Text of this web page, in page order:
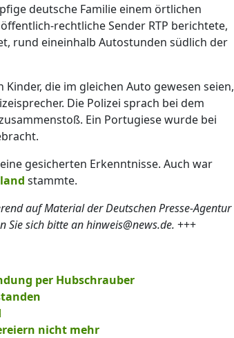
deutsche Familie einem örtlichen
rechtliche Sender RTP berichtete,
rund eineinhalb Autostunden südlich der
die im gleichen Auto gewesen seien,
Die Polizei sprach bei dem
Ein Portugiese wurde bei
gesicherten Erkenntnisse. Auch war
stammte.
auf Material der Deutschen Presse-Agentur
Sie sich bitte an hinweis@news.de. +++
per Hubschrauber
nicht mehr